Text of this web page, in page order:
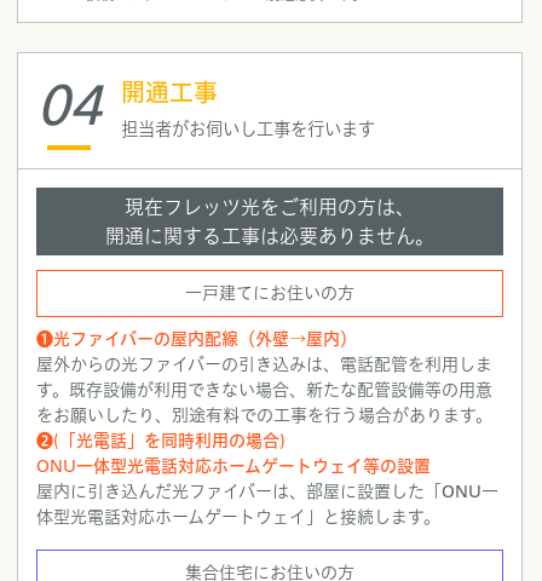
04 開通工事
担当者がお伺いし工事を行います
現在フレッツ光をご利用の方は、
開通に関する工事は必要ありません。
一戸建てにお住いの方
❶光ファイバーの屋内配線（外壁→屋内）
屋外からの光ファイバーの引き込みは、電話配管を利用しま
す。既存設備が利用できない場合、新たな配管設備等の用意
をお願いしたり、別途有料での工事を行う場合があります。
❷(「光電話」を同時利用の場合)
ONU一体型光電話対応ホームゲートウェイ等の設置
屋内に引き込んだ光ファイバーは、部屋に設置した「ONU一
体型光電話対応ホームゲートウェイ」と接続します。
集合住宅にお住いの方